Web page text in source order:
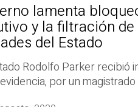
lamenta
y la filtración
del Estado
Rodolfo Parker recibió
por un